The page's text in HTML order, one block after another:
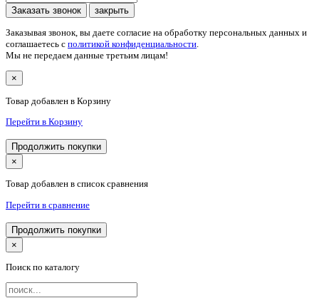
Заказать звонок закрыть
Заказывая звонок, вы даете согласие на обработку персональных данных и
соглашаетесь c политикой конфиденциальности.
Мы не передаем данные третьим лицам!
×
Товар добавлен в Корзину
Перейти в Корзину
Продолжить покупки
×
Товар добавлен в список сравнения
Перейти в сравнение
Продолжить покупки
×
Поиск по каталогу